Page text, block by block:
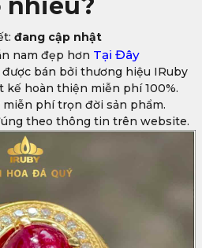
nhiêu?
đang cập nhật
nam đẹp hơn Tại Đây
bán bởi thương hiệu IRuby
kế hoàn thiện miễn phí 100%.
phí trọn đời sản phẩm.
theo thông tin trên website.